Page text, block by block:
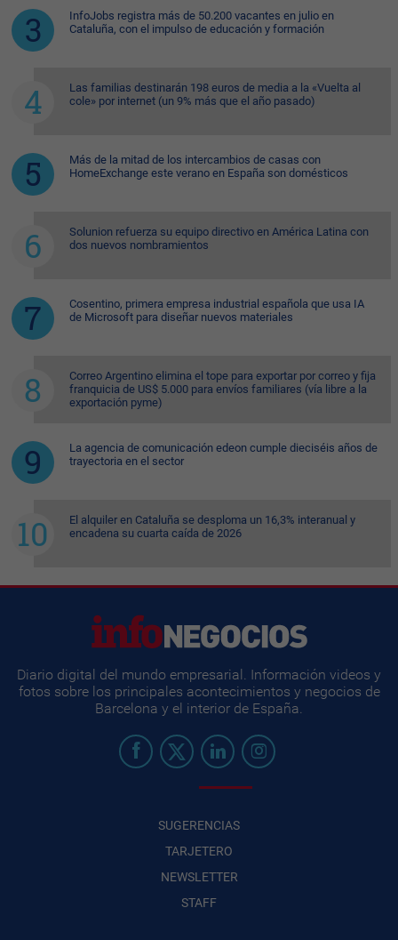
InfoJobs registra más de 50.200 vacantes en julio en
Cataluña, con el impulso de educación y formación
Las familias destinarán 198 euros de media a la «Vuelta al
cole» por internet (un 9% más que el año pasado)
Más de la mitad de los intercambios de casas con
HomeExchange este verano en España son domésticos
Solunion refuerza su equipo directivo en América Latina con
dos nuevos nombramientos
Cosentino, primera empresa industrial española que usa IA
de Microsoft para diseñar nuevos materiales
Correo Argentino elimina el tope para exportar por correo y fija
franquicia de US$ 5.000 para envíos familiares (vía libre a la
exportación pyme)
La agencia de comunicación edeon cumple dieciséis años de
trayectoria en el sector
El alquiler en Cataluña se desploma un 16,3% interanual y
encadena su cuarta caída de 2026
Diario digital del mundo empresarial. Información videos y
fotos sobre los principales acontecimientos y negocios de
Barcelona y el interior de España.
SUGERENCIAS
TARJETERO
NEWSLETTER
STAFF